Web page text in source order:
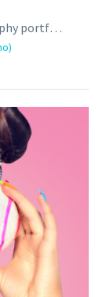
Dark template for stunning photography portfolio page